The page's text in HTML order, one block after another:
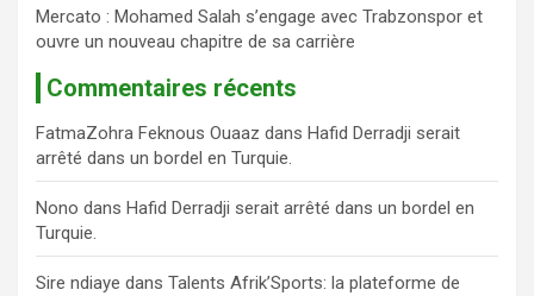
Mercato : Mohamed Salah s’engage avec Trabzonspor et
ouvre un nouveau chapitre de sa carrière
Commentaires récents
FatmaZohra Feknous Ouaaz dans Hafid Derradji serait
arrêté dans un bordel en Turquie.
Nono dans Hafid Derradji serait arrêté dans un bordel en
Turquie.
Sire ndiaye dans Talents Afrik’Sports: la plateforme de